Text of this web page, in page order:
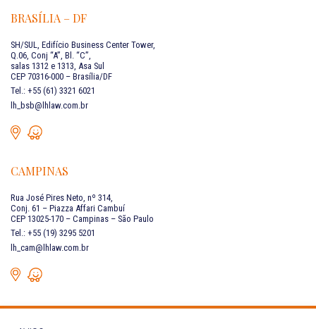
BRASÍLIA – DF
SH/SUL, Edifício Business Center Tower,
Q.06, Conj “A”, Bl. “C”,
salas 1312 e 1313, Asa Sul
CEP 70316-000 – Brasília/DF
Tel.: +55 (61) 3321 6021
lh_bsb@lhlaw.com.br
CAMPINAS
Rua José Pires Neto, nº 314,
Conj. 61 – Piazza Affari Cambuí
CEP 13025-170 – Campinas – São Paulo
Tel.: +55 (19) 3295 5201
lh_cam@lhlaw.com.br